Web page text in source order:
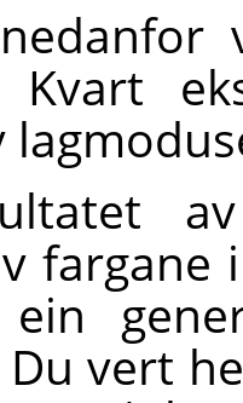
Kvart
fargane
vert